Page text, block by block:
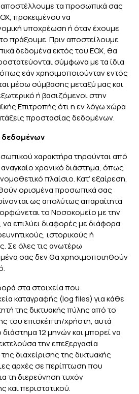
τα προσωπικά σας
προκειμένου να
υποχρέωση ή όταν έχουμε
πράξουμε. Πριν αποστείλουμε
δεδομένα εκτός του ΕΟΧ, θα
σύμφωνα με τα ίδια
εάν χρησιμοποιούνταν εντός
μέσω σύμβασης μεταξύ μας και
ή βασιζόμενοι στην
Επιτροπής ότι η εν λόγω χώρα
προστασίας δεδομένων.
χαρακτήρα τηρούνται από
χρονικό διάστημα, όπως
πλαίσιο. Κατ’ εξαίρεση,
ορισμένα προσωπικά σας
ως απολύτως απαραίτητα
το Νοσοκομείο με την
επιλύει διαφορές με διάφορα
ιστορικούς ή
Σε όλες τις ανωτέρω
σας δεν θα χρησιμοποιηθούν
στα στοιχεία που
καταγραφής (log files) για κάθε
της δικτυακής πύλης από το
του επισκέπτη/χρήστη, αυτά
διάστημα 12 μηνών και μπορεί να
την επεξεργασία
διαχείρισης της δικτυακής
αρχές σε περίπτωση που
τη διερεύνηση τυχόν
και περιστατικού.